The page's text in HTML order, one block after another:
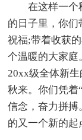
在这样一个
的日子里，你
祝福;带着收获
个温暖的大家庭
20xx级全体新
秋来。你们凭着
信念，奋力拼搏
的又一个新的起